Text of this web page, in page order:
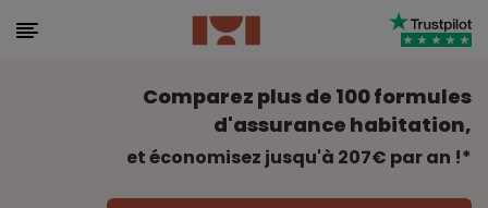
Comparez plus de 100 formules
d'assurance habitation,
et économisez jusqu'à 207€ par an !*